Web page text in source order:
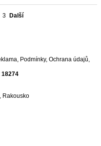
3 Další
, Podmínky, Ochrana údajů,
18274
, Rakousko